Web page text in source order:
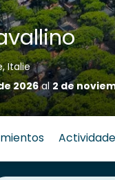
Italie
2026al2 de